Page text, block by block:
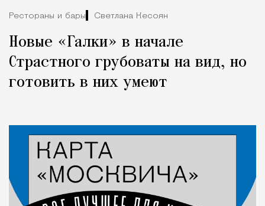
Рестораны и бары Светлана Кесоян
Новые «Галки» в начале
Страстного грубоваты на вид, но
готовить в них умеют